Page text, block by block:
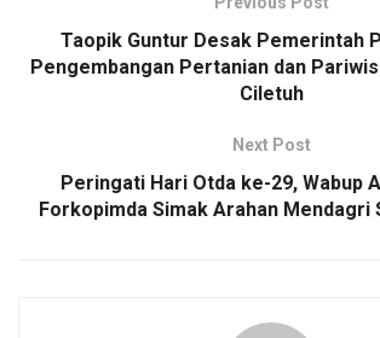
o
o
A
p
Taopik Guntur Desak Pemerintah
Pengembangan Pertanian dan
Ciletuh
Next Post
Peringati Hari Otda ke-29, Wabup
Forkopimda Simak Arahan Mendagri